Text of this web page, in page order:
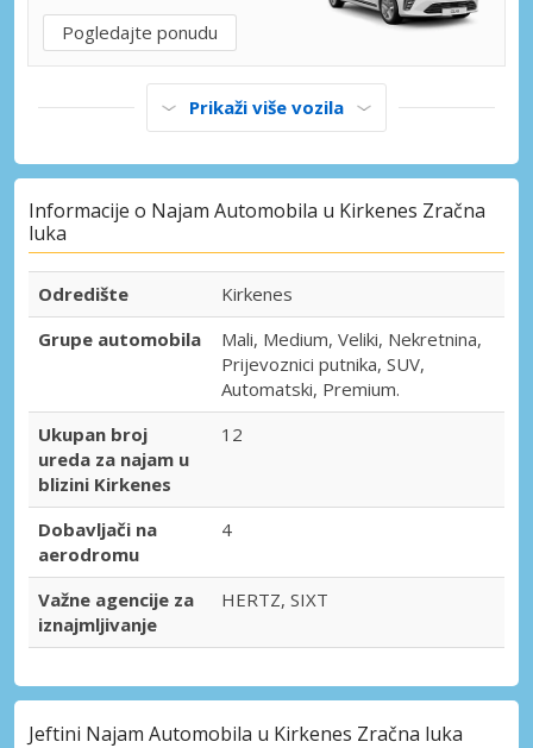
Pogledajte ponudu
Prikaži više vozila
Informacije o Najam Automobila u Kirkenes Zračna
luka
Odredište
Kirkenes
Grupe automobila
Mali, Medium, Veliki, Nekretnina,
Prijevoznici putnika, SUV,
Automatski, Premium.
Ukupan broj
ureda za najam u
blizini Kirkenes
12
Dobavljači na
aerodromu
4
Važne agencije za
iznajmljivanje
HERTZ, SIXT
Jeftini Najam Automobila u Kirkenes Zračna luka